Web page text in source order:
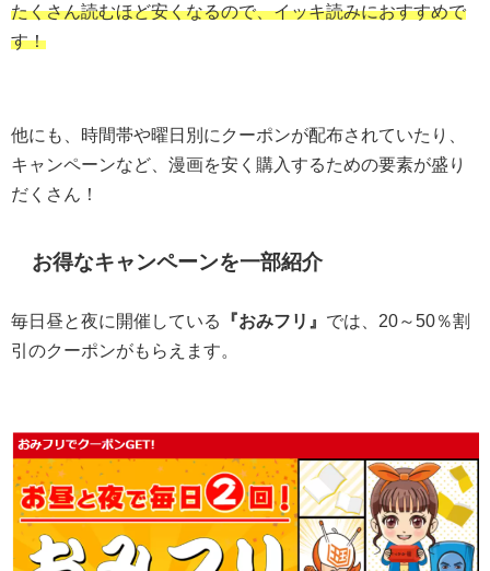
たくさん読むほど安くなるので、イッキ読みにおすすめで
す！
他にも、時間帯や曜日別にクーポンが配布されていたり、
キャンペーンなど、漫画を安く購入するための要素が盛り
だくさん！
お得なキャンペーンを一部紹介
毎日昼と夜に開催している 『おみフリ』 では、20～50％割
引のクーポンがもらえます。